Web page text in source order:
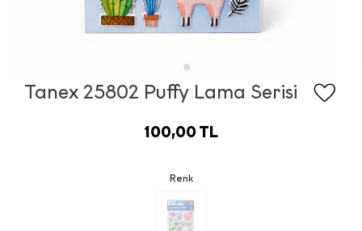
Tanex 25802 Puffy Lama Serisi
100,00 TL
Renk